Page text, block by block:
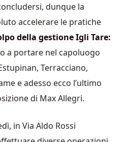
dunque la
accelerare le pratiche
della gestione Igli Tare:
a portare nel capoluogo
Terracciano,
e adesso ecco l’ultimo
di Max Allegri.
in Via Aldo Rossi